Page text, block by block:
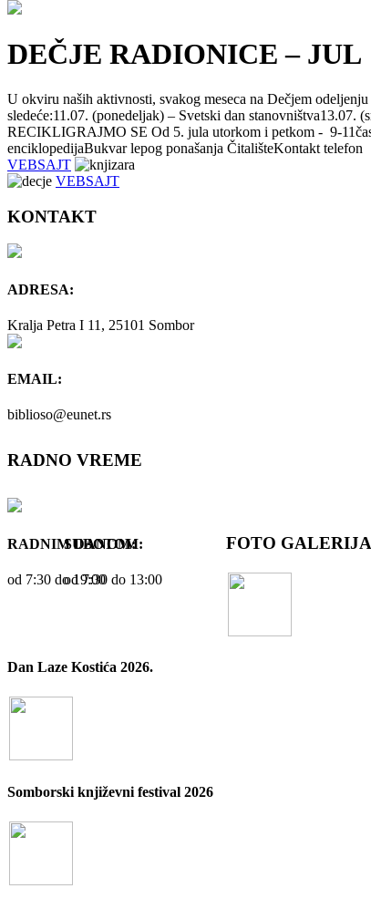
DEČJE RADIONICE – JUL
U okviru naših aktivnosti, svakog meseca na Dečjem
sledeće:11.07. (ponedeljak) – Svetski dan
RECIKLIGRAJMO SE Od 5. jula utorkom i petkom - 9-
enciklopedijaBukvar lepog ponašanja ČitališteKontakt
VEBSAJT
VEBSAJT
KONTAKT
ADRESA:
Kralja Petra I 11, 25101 Sombor
EMAIL:
biblioso@eunet.rs
RADNO VREME
RADNIM DANOM:
od 7:30 dо 19:00
SUBOTOM:
od 7:30 dо 13:00
FOTO GALERIJA
Dan Laze Kostića 2026.
Somborski književni festival 2026